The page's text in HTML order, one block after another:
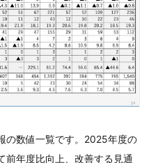
の数値一覧です。2025年度の
前年度比向上、改善する見通